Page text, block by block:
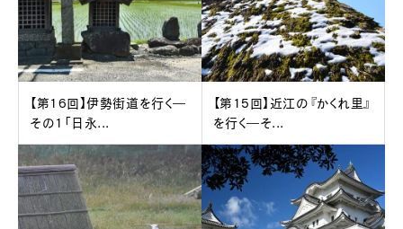
【第16回】伊勢街道を行く―
その1「日永...
【第15回】近江の『かくれ里』
を行く―そ...